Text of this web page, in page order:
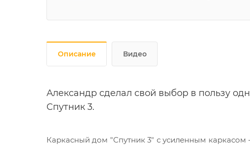
Описание Видео
Александр сделал свой выбор в пользу
Спутник 3.
Каркасный дом "Спутник 3" с усиленным